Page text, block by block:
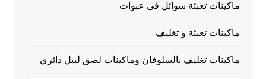
ماكينات تعبئة سوائل فى عبوات
ماكينات تعبئة و تغليف
ماكينات تغليف بالسلوفان وماكينات لصق ليبل دائري